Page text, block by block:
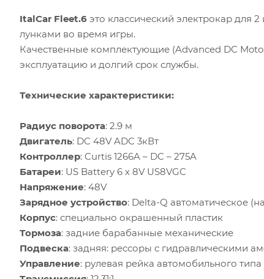
ItalCar Fleet.6 это классический электрокар
лунками во время игры.
Качественные комплектующие (Advanced DC
эксплуатацию и долгий срок службы.
Технические характеристики:
Радиус поворота: 2.9 м
Двигатель: DC 48V ADC 3кВт
Контроллер: Curtis 1266A – DC – 275A
Батареи: US Battery 6 x 8V US8VGC
Напряжение: 48V
Зарядное устройство: Delta-Q автоматическое
Корпус: специально окрашенный пластик
Тормоза: задние барабанные механические
Подвеска: задняя: рессоры с гидравлическими
Управление: рулевая рейка автомобильного типа